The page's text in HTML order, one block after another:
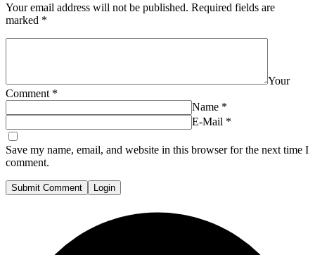
Your email address will not be published. Required fields are
marked *
Your
Comment *
Name *
E-Mail *
Save my name, email, and website in this browser for the next time I
comment.
Submit Comment Login